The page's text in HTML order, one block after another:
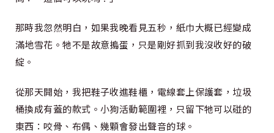
那時我忽然明白，如果我晚看見五秒，紙巾大概已經變成
滿地雪花。牠不是故意搗蛋，只是剛好抓到我沒收好的破
綻。
從那天開始，我把鞋子收進鞋櫃，電線套上保護套，垃圾
桶換成有蓋的款式。小狗活動範圍裡，只留下牠可以碰的
東西：咬骨、布偶、幾顆會發出聲音的球。